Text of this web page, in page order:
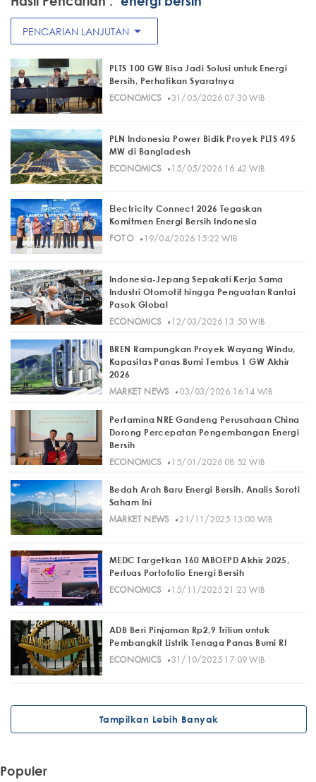
PENCARIAN LANJUTAN arrow_drop_down
PLTS 100 GW Bisa Jadi Solusi untuk Energi
Bersih, Perhatikan Syaratnya
ECONOMICS· 31/05/2026 07:30 WIB
PLN Indonesia Power Bidik Proyek PLTS 495
MW di Bangladesh
ECONOMICS· 15/05/2026 16:42 WIB
Electricity Connect 2026 Tegaskan
Komitmen Energi Bersih Indonesia
FOTO· 19/04/2026 15:22 WIB
Indonesia-Jepang Sepakati Kerja Sama
Industri Otomotif hingga Penguatan Rantai
Pasok Global
ECONOMICS· 12/03/2026 13:50 WIB
BREN Rampungkan Proyek Wayang Windu,
Kapasitas Panas Bumi Tembus 1 GW Akhir
2026
MARKET NEWS· 03/03/2026 16:14 WIB
Pertamina NRE Gandeng Perusahaan China
Dorong Percepatan Pengembangan Energi
Bersih
ECONOMICS· 15/01/2026 08:52 WIB
Bedah Arah Baru Energi Bersih, Analis Soroti
Saham Ini
MARKET NEWS· 21/11/2025 13:00 WIB
MEDC Targetkan 160 MBOEPD Akhir 2025,
Perluas Portofolio Energi Bersih
ECONOMICS· 15/11/2025 21:23 WIB
ADB Beri Pinjaman Rp2,9 Triliun untuk
Pembangkit Listrik Tenaga Panas Bumi RI
ECONOMICS· 31/10/2025 17:09 WIB
Tampilkan Lebih Banyak
Populer